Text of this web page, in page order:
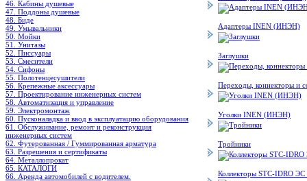
46. Кабины душевые
47. Поддоны душевые
48. Биде
49. Умывальники
50. Мойки
51. Унитазы
52. Писсуары
53. Смесители
54. Сифоны
55. Полотенцесушители
56. Крепежные аксессуары
57. Проектирование инженерных систем
58. Автоматизация и управление
59. Электромонтаж
60. Пусконаладка и ввод в эксплуатацию оборудования
61. Обслуживание, ремонт и реконструкция
инженерных систем
62. Футерованная / Гуммированная арматура
63. Разрешения и сертификаты
64. Металлопрокат
65. КАТАЛОГИ
66. Аренда автомобилей с водителем.
Адаптеры INEN (ИНЭН)
Заглушки
Переходы, коннекторы и
Уголки INEN (ИНЭН)
Тройники
Коллекторы STC-IDRO